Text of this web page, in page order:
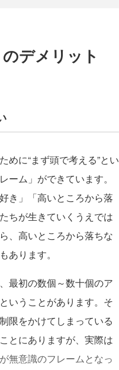
デメリット
に“まず頭で考える”とい
ム」ができています。
き」「高いところから落
ちが生きていくうえでは
、高いところから落ちな
あります。
最初の数個～数十個のア
いうことがあります。そ
限をかけてしまっている
とにありますが、実際は
無意識のフレームとなっ